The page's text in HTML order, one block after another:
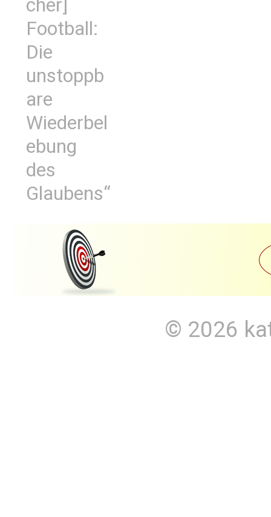
cher]
Football:
Die
unstoppb
are
Wiederbel
ebung
des
Glaubens“
© 2026